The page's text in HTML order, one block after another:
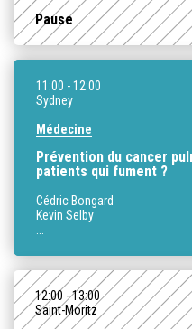
Pause
11:00 - 12:00
Sydney
Médecine
Prévention du cancer
patients qui fument ?
Cédric Bongard
Kevin Selby
12:00 - 13:00
Saint-Moritz